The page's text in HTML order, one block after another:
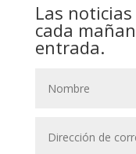
Las
cada
entrada.